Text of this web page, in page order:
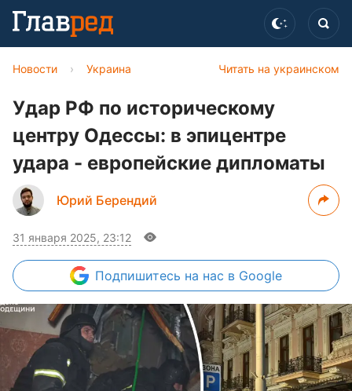
Читать на украинском
Новости › Украина
Удар РФ по историческому
центру Одессы: в эпицентре
удара - европейские дипломаты
Юрий Берендий
31 января 2025, 23:12
Подпишитесь на нас в Google